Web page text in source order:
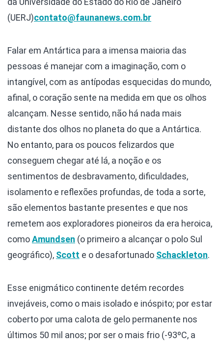
(UERJ)contato@faunanews.com.br
Falar em Antártica para a imensa maioria das
pessoas é manejar com a imaginação, com o
intangível, com as antípodas esquecidas do mundo,
afinal, o coração sente na medida em que os olhos
alcançam. Nesse sentido, não há nada mais
distante dos olhos no planeta do que a Antártica.
No entanto, para os poucos felizardos que
conseguem chegar até lá, a noção e os
sentimentos de desbravamento, dificuldades,
isolamento e reflexões profundas, de toda a sorte,
são elementos bastante presentes e que nos
remetem aos exploradores pioneiros da era heroica,
comoAmundsen (o primeiro a alcançar o polo Sul
geográfico), Scott e o desafortunado Schackleton.
Esse enigmático continente detém recordes
invejáveis, como o mais isolado e inóspito; por estar
coberto por uma calota de gelo permanente nos
últimos 50 mil anos; por ser o mais frio (-93ºC, a